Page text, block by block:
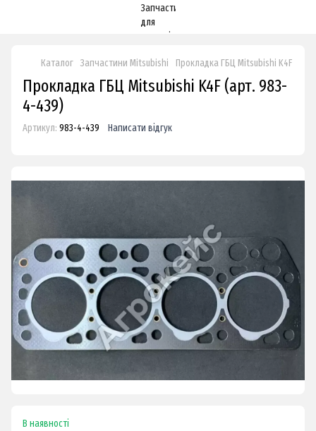
Каталог Запчастини Mitsubishi Прокладка ГБЦ Mitsubishi K4F
Прокладка ГБЦ Mitsubishi K4F (арт. 983-
4-439)
Артикул: 983-4-439 Написати відгук
В наявності